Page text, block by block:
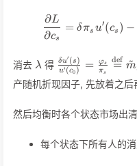
∂cs
∂L
= δπs u′(cs ) −
消去 \lambda
λ 得 \frac{\delta
{u'(c_0)} =
u′ (c0 )
δu
′ (s) = πs
φs =
def
m
~
产随机折现因子, 先放着之后
然后均衡时各个状态市场出
每个状态下所有人的